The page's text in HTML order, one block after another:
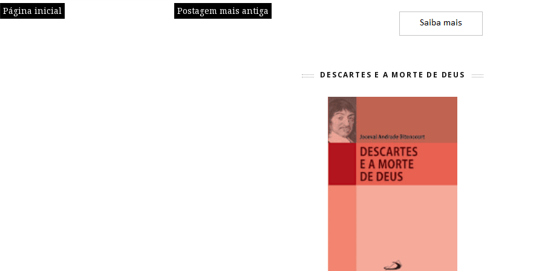
Postagem mais antiga
Página inicial
DESCARTES E A MORTE DE DEUS